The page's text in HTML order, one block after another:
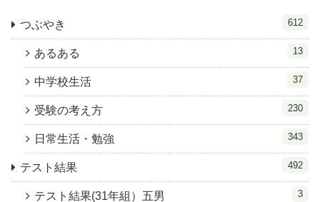
つぶやき 612
あるある 13
中学校生活 37
受験の考え方 230
日常生活・勉強 343
テスト結果 492
テスト結果(31年組）五男 3